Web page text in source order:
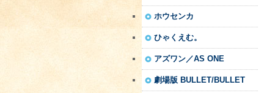
ホウセンカ
ひゃくえむ。
アズワン／AS ONE
劇場版 BULLET/BULLET